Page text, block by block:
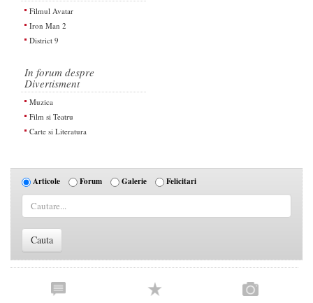
Filmul Avatar
Iron Man 2
District 9
In forum despre
Divertisment
Muzica
Film si Teatru
Carte si Literatura
Articole Forum Galerie Felicitari